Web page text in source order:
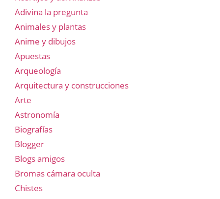
Adivina la pregunta
Animales y plantas
Anime y dibujos
Apuestas
Arqueología
Arquitectura y construcciones
Arte
Astronomía
Biografías
Blogger
Blogs amigos
Bromas cámara oculta
Chistes